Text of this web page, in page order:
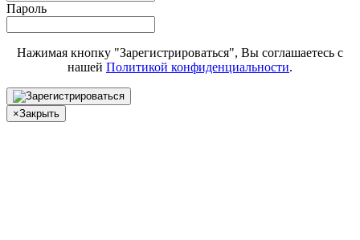
Пароль
Нажимая кнопку "Зарегистрироваться", Вы соглашаетесь с
нашей Политикой конфиденциальности.
×Закрыть